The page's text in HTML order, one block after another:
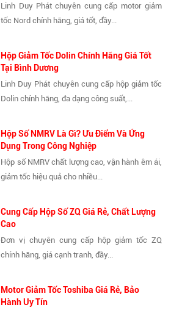
Linh Duy Phát chuyên cung cấp motor giảm
tốc Nord chính hãng, giá tốt, đầy...
Hộp Giảm Tốc Dolin Chính Hãng Giá Tốt
Tại Bình Dương
Linh Duy Phát chuyên cung cấp hộp giảm tốc
Dolin chính hãng, đa dạng công suất,...
Hộp Số NMRV Là Gì? Ưu Điểm Và Ứng
Dụng Trong Công Nghiệp
Hộp số NMRV chất lượng cao, vận hành êm ái,
giảm tốc hiệu quả cho nhiều...
Cung Cấp Hộp Số ZQ Giá Rẻ, Chất Lượng
Cao
Đơn vị chuyên cung cấp hộp giảm tốc ZQ
chính hãng, giá cạnh tranh, đầy...
Motor Giảm Tốc Toshiba Giá Rẻ, Bảo
Hành Uy Tín